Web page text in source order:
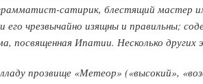
сатирик, блестящий мастер
чрезвычайно изящны и правильны;
посвященная Ипатии. Несколько
прозвище «Метеор» («высокий»,